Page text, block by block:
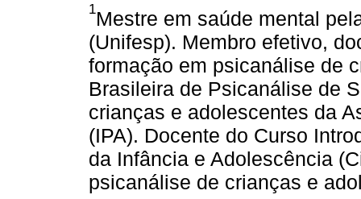
1Mestre em saúde mental
(Unifesp). Membro efetivo,
formação em psicanálise de
Brasileira de Psicanálise de
crianças e adolescentes da
(IPA). Docente do Curso
da Infância e Adolescência
psicanálise de crianças e